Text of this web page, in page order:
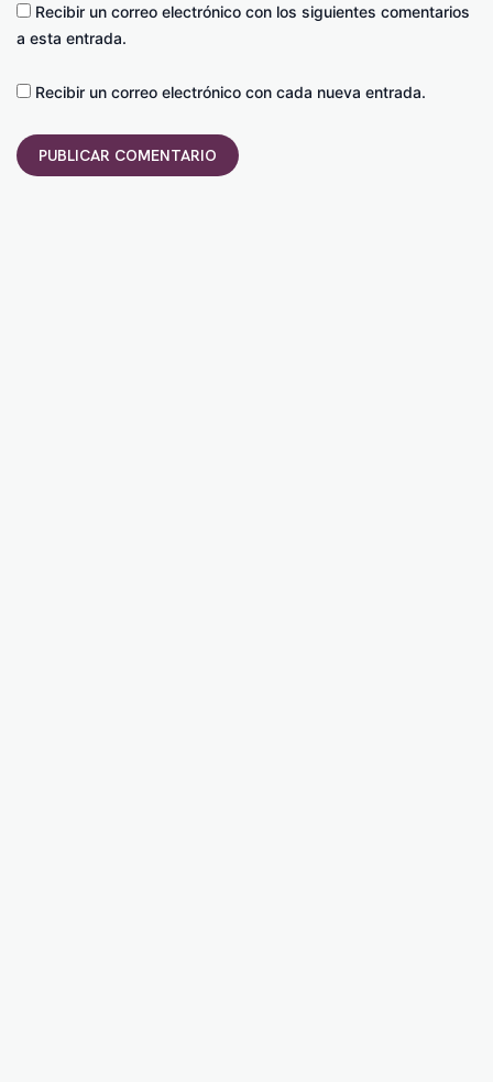
Recibir un correo electrónico con los siguientes comentarios
a esta entrada.
Recibir un correo electrónico con cada nueva entrada.